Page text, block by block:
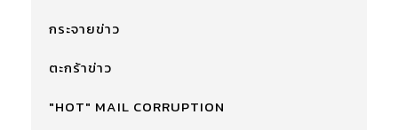
กระจายข่าว
ตะกร้าข่าว
"HOT" MAIL CORRUPTION